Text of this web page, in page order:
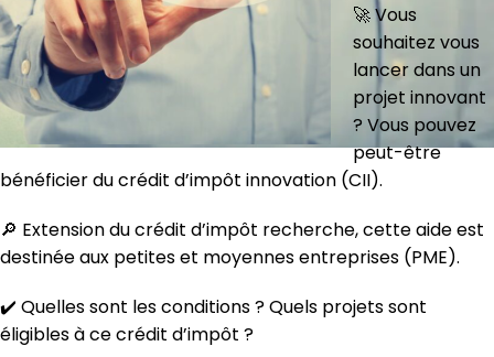
🚀 Vous
souhaitez vous
lancer dans un
projet innovant
? Vous pouvez
peut-être
bénéficier du crédit d’impôt innovation (CII).
🔎 Extension du crédit d’impôt recherche, cette aide est
destinée aux petites et moyennes entreprises (PME).
✔️ Quelles sont les conditions ? Quels projets sont
éligibles à ce crédit d’impôt ?